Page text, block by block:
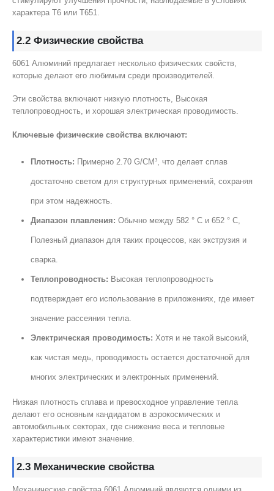
характера T6 или T651.
2.2 Физические свойства
6061 Алюминий предлагает несколько физических свойств,
которые делают его любимым среди производителей.
Эти свойства включают низкую плотность, Высокая
теплопроводность, и хорошая электрическая проводимость.
Ключевые физические свойства включают:
Плотность: Примерно 2.70 G/CM³, что делает сплав
достаточно светом для структурных применений, сохраняя
при этом надежность.
Диапазон плавления: Обычно между 582 ° C и 652 ° C,
Полезный диапазон для таких процессов, как экструзия и
сварка.
Теплопроводность: Высокая теплопроводность
подтверждает его использование в приложениях, где имеет
значение рассеяния тепла.
Электрическая проводимость: Хотя и не такой высокий,
как чистая медь, проводимость остается достаточной для
многих электрических и электронных применений.
Низкая плотность сплава и превосходное управление тепла
делают его основным кандидатом в аэрокосмических и
автомобильных секторах, где снижение веса и тепловые
характеристики имеют значение.
2.3 Механические свойства